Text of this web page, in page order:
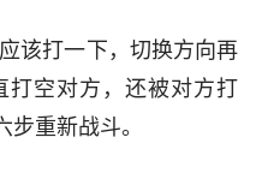
该打一下，切换方向再
空对方，还被对方打
重新战斗。